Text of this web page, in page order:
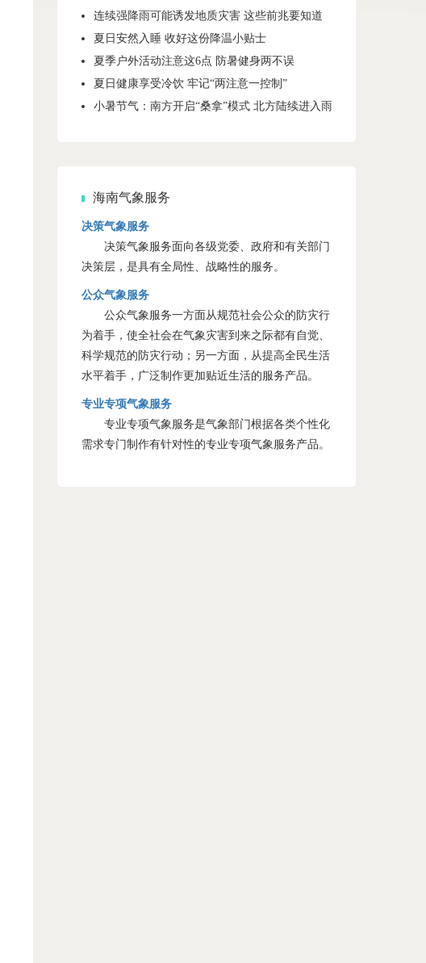
连续强降雨可能诱发地质灾害 这些前兆要知道
夏日安然入睡 收好这份降温小贴士
夏季户外活动注意这6点 防暑健身两不误
夏日健康享受冷饮 牢记“两注意一控制”
小暑节气：南方开启“桑拿”模式 北方陆续进入雨季
海南气象服务
决策气象服务
决策气象服务面向各级党委、政府和有关部门
决策层，是具有全局性、战略性的服务。
公众气象服务
公众气象服务一方面从规范社会公众的防灾行
为着手，使全社会在气象灾害到来之际都有自觉、
科学规范的防灾行动；另一方面，从提高全民生活
水平着手，广泛制作更加贴近生活的服务产品。
专业专项气象服务
专业专项气象服务是气象部门根据各类个性化
需求专门制作有针对性的专业专项气象服务产品。